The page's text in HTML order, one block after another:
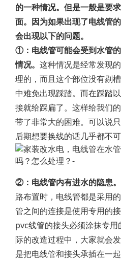
的一种情况。但是一般是要
面。因为如果出现了电线管
会出现以下的问题。
①：电线管可能会受到水管
情况。 这种情况是经常发现
理的，而且这个部位没有剔
中难免出现踩踏。而在踩踏
接就给踩扁了。这样给我们
带了非常大的困难。可以说
后期想要换线的话几乎都不可
②：电线管内有进水的隐患。
路布置时，电线管都是采用
管之间的连接是使用专用的
pvc线管的接头必须涂抹专
际的改造过程中，大家就会
是把电线管和接头承插在一